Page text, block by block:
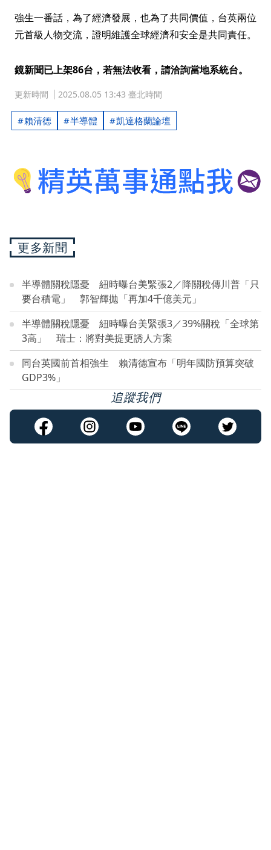
強生一番話，為了經濟發展，也為了共同價值，台英兩位
元首級人物交流，證明維護全球經濟和安全是共同責任。
鏡新聞已上架86台，若無法收看，請洽詢當地系統台。
更新時間 2025.08.05 13:43 臺北時間
賴清德 半導體 凱達格蘭論壇
更多新聞
半導體關稅隱憂 紐時曝台美緊張2／降關稅傳川普「只
要台積電」 郭智輝拋「再加4千億美元」
半導體關稅隱憂 紐時曝台美緊張3／39%關稅「全球第
3高」 瑞士：將對美提更誘人方案
同台英國前首相強生 賴清德宣布「明年國防預算突破
GDP3%」
追蹤我們